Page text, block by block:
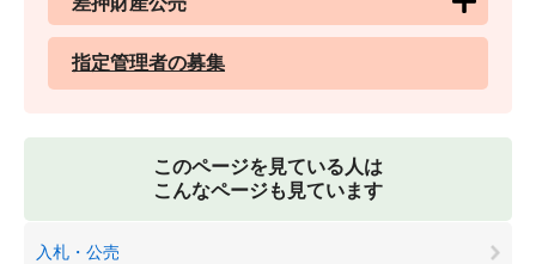
指定管理者の募集
このページを見ている人は
こんなページも見ています
入札・公売